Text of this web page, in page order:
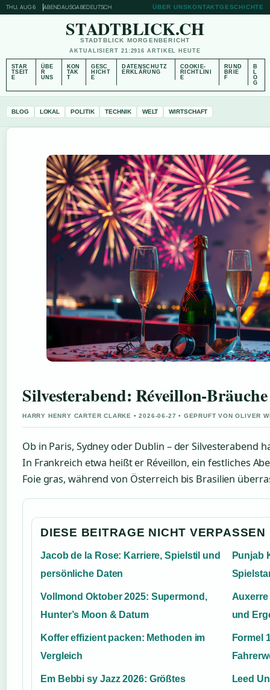
THU, AUG 6 ABENDAUSGABEDEUTSCH ÜBER UNSKONTAKTGESCHICHTE
STADTBLICK.CH
STADTBLICK MORGENBERICHT
AKTUALISIERT 21:2916 ARTIKEL HEUTE
STAR
TSEIT
E
ÜBE
R
UNS
KON
TAK
T
GESC
HICHT
E
DATENSCHUTZ
ERKLÄRUNG
COOKIE-
RICHTLINI
E
RUND
BRIE
F
B
L
O
G
BLOG LOKAL POLITIK TECHNIK WELT WIRTSCHAFT
Silvesterabend: Réveillon-
HARRY HENRY CARTER CLARKE • 2026-06-27 • GEPRUFT VON OLIVER
Ob in Paris, Sydney oder Dublin – der Silvesterabend
In Frankreich etwa heißt er Réveillon, ein festliches
Foie gras, während von Österreich bis Brasilien
DIESE BEITRAGE NICHT VERPASSEN
Jacob de la Rose: Karriere, Spielstil und
persönliche Daten
Punjab
Vollmond Oktober 2025: Supermond,
Hunter’s Moon & Datum
Auxerre
und
Koffer effizient packen: Methoden im
Vergleich
Formel
Em Bebbi sy Jazz 2026: Größtes
Leed